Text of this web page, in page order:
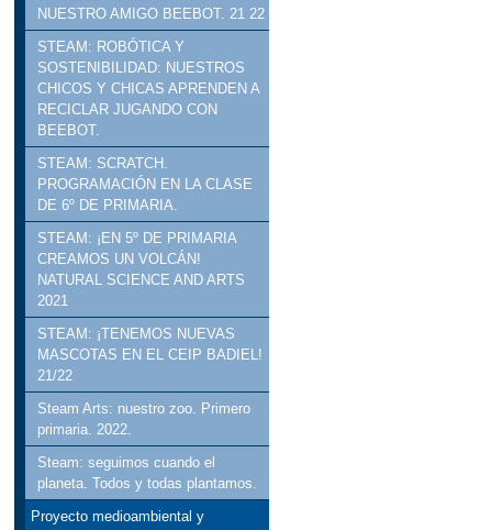
NUESTRO AMIGO BEEBOT. 21 22
STEAM: ROBÓTICA Y
SOSTENIBILIDAD: NUESTROS
CHICOS Y CHICAS APRENDEN A
RECICLAR JUGANDO CON
BEEBOT.
STEAM: SCRATCH.
PROGRAMACIÓN EN LA CLASE
DE 6º DE PRIMARIA.
STEAM: ¡EN 5º DE PRIMARIA
CREAMOS UN VOLCÁN!
NATURAL SCIENCE AND ARTS
2021
STEAM: ¡TENEMOS NUEVAS
MASCOTAS EN EL CEIP BADIEL!
21/22
Steam Arts: nuestro zoo. Primero
primaria. 2022.
Steam: seguimos cuando el
planeta. Todos y todas plantamos.
Proyecto medioambiental y